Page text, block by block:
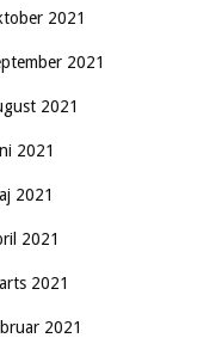
2021
2021
2021
2021
2021
2021
2021
2021